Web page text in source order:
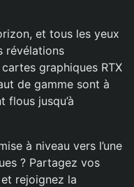
et tous les yeux
révélations
graphiques RTX
de gamme sont à
flous jusqu’à
à niveau vers l’une
? Partagez vos
rejoignez la